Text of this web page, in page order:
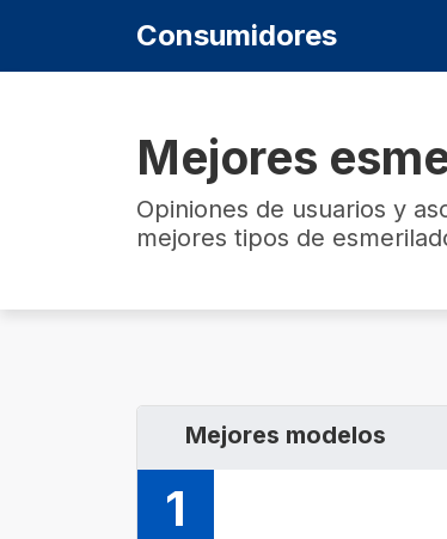
Consumidores
Mejores
Opiniones de usuarios y
mejores tipos de
Mejores modelos
1